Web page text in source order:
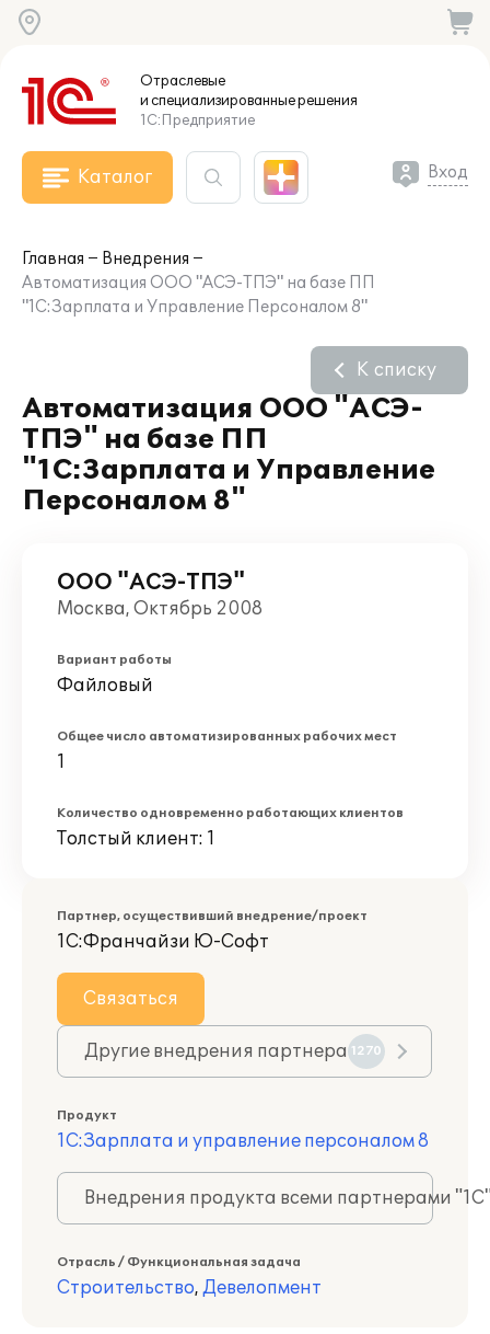
Отраслевые
и специализированныерешения
1С:Предприятие
Каталог Вход
Главная
Внедрения
Автоматизация ООО "АСЭ-ТПЭ" на базе ПП
"1С:Зарплата и Управление Персоналом 8"
Автоматизация ООО "АСЭ-
ТПЭ" на базе ПП
"1С:Зарплата и Управление
Персоналом 8"
К списку
ООО "АСЭ-ТПЭ"
Москва, Октябрь 2008
Вариант работы
Файловый
Общее число автоматизированных рабочих мест
1
Количество одновременно работающих клиентов
Толстый клиент: 1
Партнер, осуществивший внедрение/проект
1С:Франчайзи Ю-Софт
Связаться
Другие внедрения партнера 1270
Продукт
1С:Зарплата и управление персоналом 8
Внедрения продукта всеми партнерами
Отрасль / Функциональная задача
Строительство, Девелопмент